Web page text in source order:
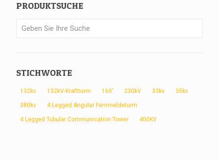
PRODUKTSUCHE
STICHWORTE
132kv 132kV-Kraftturm 160' 230kV 33kv 35kv
380kv 4 Legged Angular Fernmeldeturm
4 Legged Tubular Communication Tower 400KV